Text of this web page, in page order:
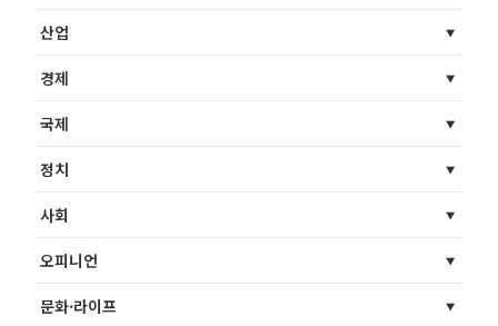
산업
경제
국제
정치
사회
오피니언
문화·라이프